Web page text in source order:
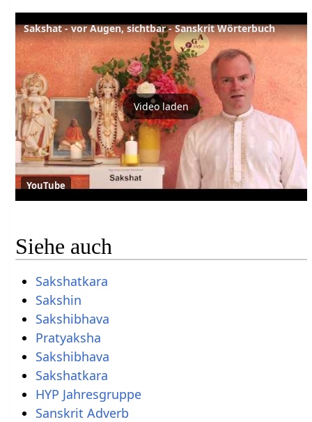
Sakshat - vor Augen, sichtbar - Sanskrit Wörterbuch
Video laden
YouTube
Siehe auch
Sakshatkara
Sakshin
Sakshibhava
Pratyaksha
Sakshibhava
Sakshatkara
HYP Jahresgruppe
Sanskrit Adverb